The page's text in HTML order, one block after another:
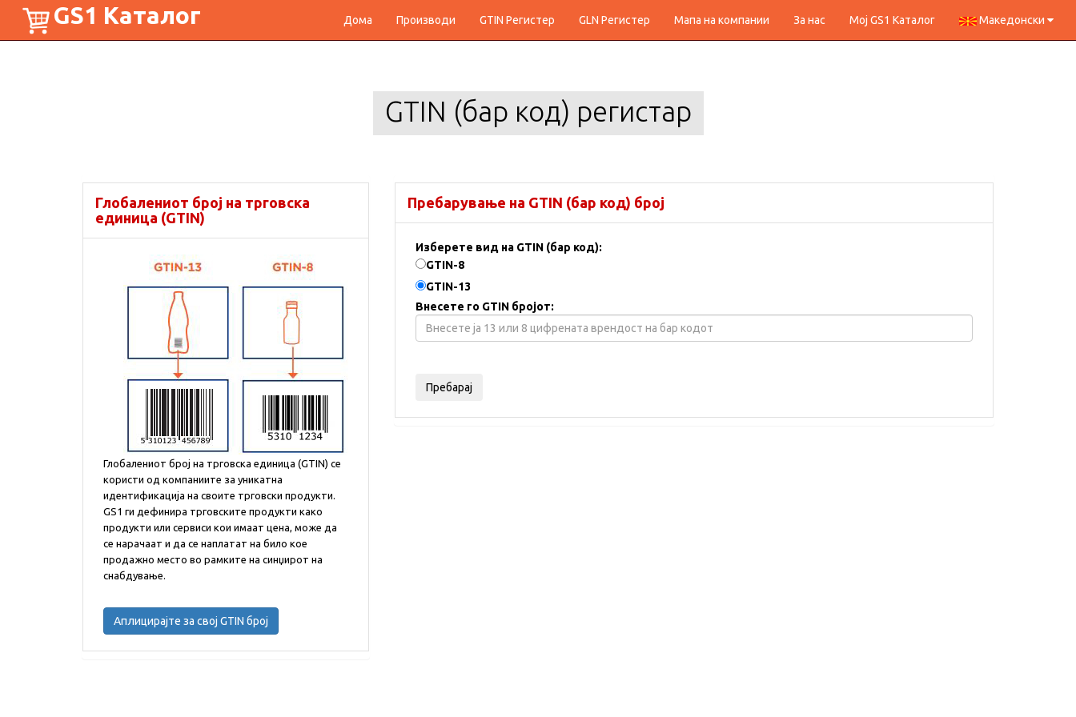
GS1 Каталог Дома Производи GTIN Регистер GLN Регистер Мапа на компании За нас Мој GS1 Каталог Македонски
GTIN (бар код) регистар
Глобалениот број на трговска
единица (GTIN)
Глобалениот број на трговска единица (GTIN) се
користи од компаниите за уникатна
идентификација на своите трговски продукти.
GS1 ги дефинира трговските продукти како
продукти или сервиси кои имаат цена, може да
се нарачаат и да се наплатат на било кое
продажно место во рамките на синџирот на
снабдување.
Аплицирајте за свој GTIN број
Пребарување на GTIN (бар код) број
Изберете вид на GTIN (бар код):
GTIN-8
GTIN-13
Внесете го GTIN бројот: